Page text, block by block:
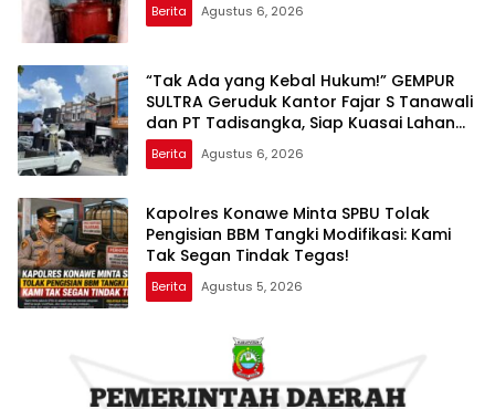
Berita Agustus 6, 2026
“Tak Ada yang Kebal Hukum!” GEMPUR
SULTRA Geruduk Kantor Fajar S Tanawali
dan PT Tadisangka, Siap Kuasai Lahan
Puuwatu
Berita Agustus 6, 2026
Kapolres Konawe Minta SPBU Tolak
Pengisian BBM Tangki Modifikasi: Kami
Tak Segan Tindak Tegas!
Berita Agustus 5, 2026